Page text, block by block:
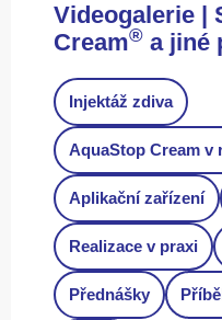
Videogalerie |
Cream® a jiné
Injektáž zdiva
AquaStop Cream v
Aplikační zařízení
Realizace v praxi
Přednášky